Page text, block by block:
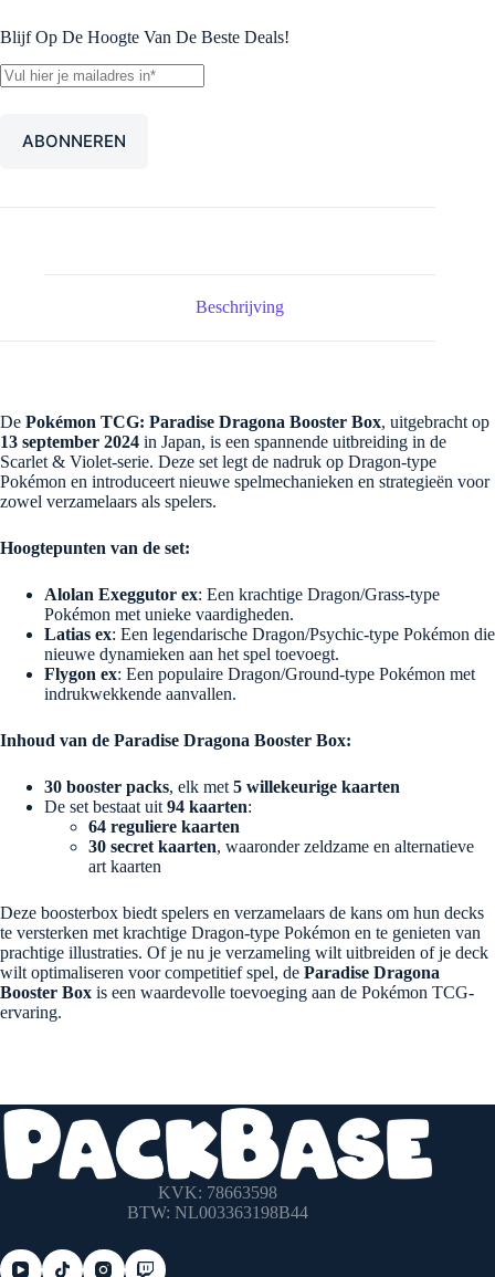
Blijf Op De Hoogte Van De Beste Deals!
Beschrijving
De Pokémon TCG: Paradise Dragona Booster Box, uitgebracht op
13 september 2024 in Japan, is een spannende uitbreiding in de
Scarlet & Violet-serie. Deze set legt de nadruk op Dragon-type
Pokémon en introduceert nieuwe spelmechanieken en strategieën voor
zowel verzamelaars als spelers.
Hoogtepunten van de set:
Alolan Exeggutor ex: Een krachtige Dragon/Grass-type
Pokémon met unieke vaardigheden.
Latias ex: Een legendarische Dragon/Psychic-type Pokémon die
nieuwe dynamieken aan het spel toevoegt.
Flygon ex: Een populaire Dragon/Ground-type Pokémon met
indrukwekkende aanvallen.
Inhoud van de Paradise Dragona Booster Box:
30 booster packs, elk met 5 willekeurige kaarten
De set bestaat uit 94 kaarten:
64 reguliere kaarten
30 secret kaarten, waaronder zeldzame en alternatieve
art kaarten
Deze boosterbox biedt spelers en verzamelaars de kans om hun decks
te versterken met krachtige Dragon-type Pokémon en te genieten van
prachtige illustraties. Of je nu je verzameling wilt uitbreiden of je deck
wilt optimaliseren voor competitief spel, de Paradise Dragona
Booster Box is een waardevolle toevoeging aan de Pokémon TCG-
ervaring.
KVK: 78663598
BTW: NL003363198B44